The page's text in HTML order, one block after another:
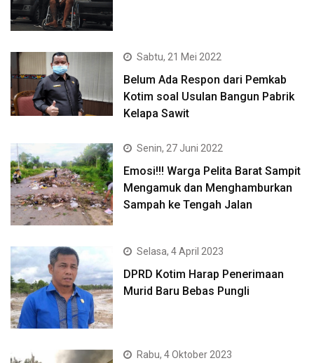
Sabtu, 21 Mei 2022
Belum Ada Respon dari Pemkab
Kotim soal Usulan Bangun Pabrik
Kelapa Sawit
Senin, 27 Juni 2022
Emosi!!! Warga Pelita Barat Sampit
Mengamuk dan Menghamburkan
Sampah ke Tengah Jalan
Selasa, 4 April 2023
DPRD Kotim Harap Penerimaan
Murid Baru Bebas Pungli
Rabu, 4 Oktober 2023